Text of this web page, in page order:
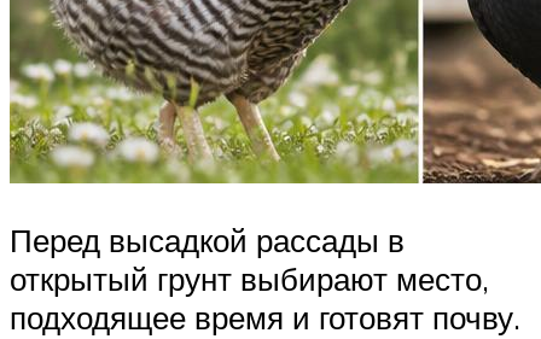
Перед высадкой рассады в
открытый грунт выбирают место,
подходящее время и готовят почву.